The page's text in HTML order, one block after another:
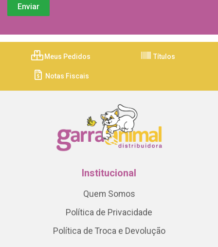
Meus Pedidos Títulos
Notas Fiscais
Institucional
Quem Somos
Política de Privacidade
Política de Troca e Devolução